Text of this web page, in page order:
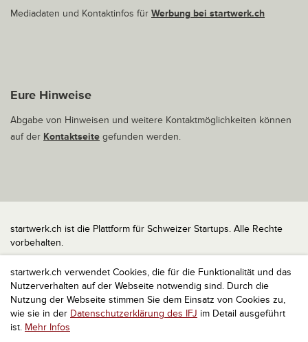
startwerk.ch verwendet Cookies, die für die Funktionalität und das
Nutzerverhalten auf der Webseite notwendig sind. Durch die
Nutzung der Webseite stimmen Sie dem Einsatz von Cookies zu,
wie sie in der Datenschutzerklärung des IFJ im Detail ausgeführt
ist. Mehr Infos
Mediadaten und Kontaktinfos für Werbung bei startwerk.ch
Eure Hinweise
Abgabe von Hinweisen und weitere Kontaktmöglichkeiten können
auf der Kontaktseite gefunden werden.
startwerk.ch ist die Plattform für Schweizer Startups. Alle Rechte
vorbehalten.
Impressum
Kontakt
nach oben